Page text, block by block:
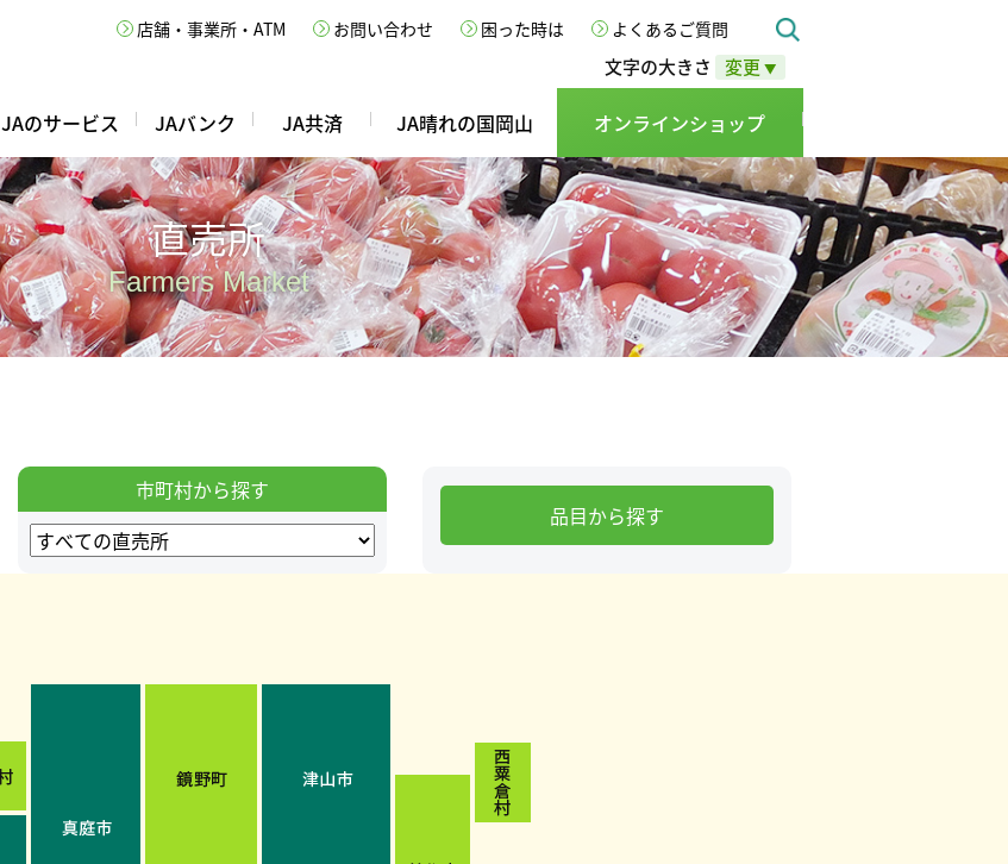
文字の大きさ 変更 ▼
JAのサービス JAバンク JA共済 JA晴れの国岡山 オンラインショップ
店舗・事業所・ATM お問い合わせ 困った時は よくあるご質問
直売所
Farmers Market
市町村から探す
品目から探す